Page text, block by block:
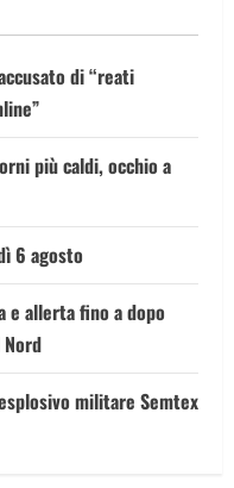
di “reati
più caldi, occhio a
6 agosto
e allerta fino a dopo
militare Semtex